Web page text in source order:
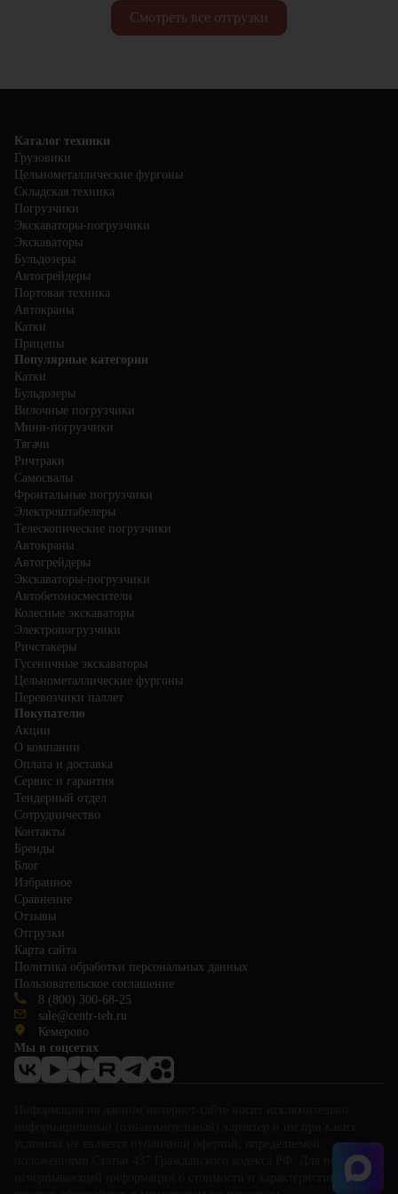
Смотреть все отгрузки
Каталог техники
Грузовики
Цельнометаллические фургоны
Складская техника
Погрузчики
Экскаваторы-погрузчики
Экскаваторы
Бульдозеры
Автогрейдеры
Портовая техника
Автокраны
Катки
Прицепы
Популярные категории
Катки
Бульдозеры
Вилочные погрузчики
Мини-погрузчики
Тягачи
Ричтраки
Самосвалы
Фронтальные погрузчики
Электроштабелеры
Телескопические погрузчики
Автокраны
Автогрейдеры
Экскаваторы-погрузчики
Автобетоносмесители
Колесные экскаваторы
Электропогрузчики
Ричстакеры
Гусеничные экскаваторы
Цельнометаллические фургоны
Перевозчики паллет
Покупателю
Акции
О компании
Оплата и доставка
Сервис и гарантия
Тендерный отдел
Сотрудничество
Контакты
Бренды
Блог
Избранное
Сравнение
Отзывы
Отгрузки
Карта сайта
Политика обработки персональных данных
Пользовательское соглашение
8 (800) 300-68-25
sale@centr-teh.ru
Кемерово
Мы в соцсетях
положениями Статьи 437 Гражданского кодекса РФ. Для получения
исчерпывающей информации о стоимости и характеристиках